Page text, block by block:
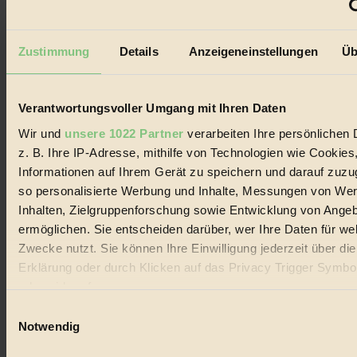
Zustimmung Details Anzeigeneinstellungen
Verantwortungsvoller Umgang mit Ihren Daten
Wir und unsere 1022 Partner verarbeiten Ihre persönlichen
z. B. Ihre IP-Adresse, mithilfe von Technologien wie
Informationen auf Ihrem Gerät zu speichern und darauf
so personalisierte Werbung und Inhalte, Messungen von
Inhalten, Zielgruppenforschung sowie Entwicklung von
ermöglichen. Sie entscheiden darüber, wer Ihre Daten für
Zwecke nutzt. Sie können Ihre Einwilligung jederzeit über
Erklärung oder durch Klicken auf das Privacy Trigger
oder widerrufen
Wenn Sie es erlauben, würden wir auch gerne:
Notwendig
Impressum & Disclaimer
Datenschutz
Mediadaten
Biorama steht für einen nachhaltigen Lebensstil und bewussten
Lebenswandel. Es ist eine moderne Plattform für Ideen, Menschen
und Produkte, ein Leitfaden im schnell wachsenden Markt des
Handels mit Bioprodukten, des Fair-Trade sowie der Branche
alternativer Energien.
22.601 Fans auf Facebook
3.415 Follower auf Twitter
Folge uns auf Instagram
Themen
Bio